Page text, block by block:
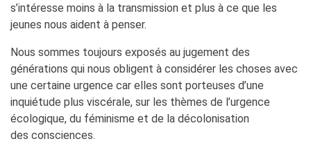
s’intéresse moins à la transmission et plus à ce que les
jeunes nous aident à penser.
Nous sommes toujours exposés au jugement des
générations qui nous obligent à considérer les choses avec
une certaine urgence car elles sont porteuses d’une
inquiétude plus viscérale, sur les thèmes de l’urgence
écologique, du féminisme et de la décolonisation
des consciences.